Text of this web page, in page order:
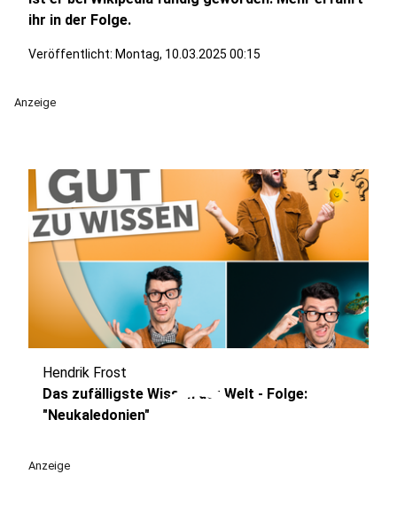
ihr in der Folge.
Veröffentlicht: Montag, 10.03.2025 00:15
Anzeige
play_circle
Hendrik Frost
Das zufälligste Wissen der Welt - Folge:
"Neukaledonien"
Anzeige